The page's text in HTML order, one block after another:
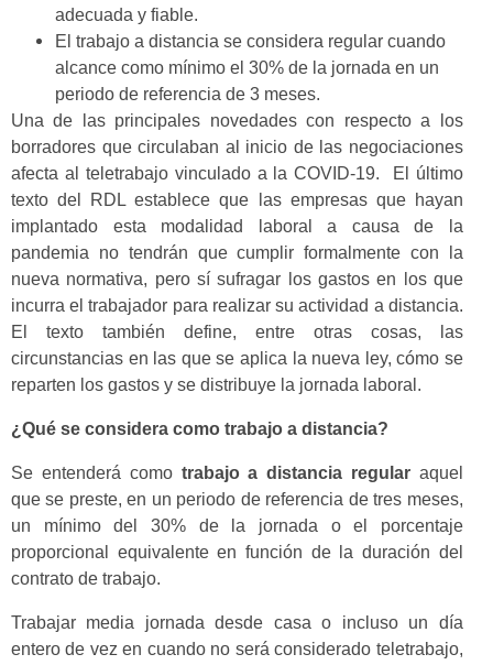
adecuada y fiable.
El trabajo a distancia se considera regular cuando
alcance como mínimo el 30% de la jornada en un
periodo de referencia de 3 meses.
Una de las principales novedades con respecto a los
borradores que circulaban al inicio de las negociaciones
afecta al teletrabajo vinculado a la COVID-19. El último
texto del RDL establece que las empresas que hayan
implantado esta modalidad laboral a causa de la
pandemia no tendrán que cumplir formalmente con la
nueva normativa, pero sí sufragar los gastos en los que
incurra el trabajador para realizar su actividad a distancia.
El texto también define, entre otras cosas, las
circunstancias en las que se aplica la nueva ley, cómo se
reparten los gastos y se distribuye la jornada laboral.
¿Qué se considera como trabajo a distancia?
Se entenderá como trabajo a distancia regular aquel
que se preste, en un periodo de referencia de tres meses,
un mínimo del 30% de la jornada o el porcentaje
proporcional equivalente en función de la duración del
contrato de trabajo.
Trabajar media jornada desde casa o incluso un día
entero de vez en cuando no será considerado teletrabajo,